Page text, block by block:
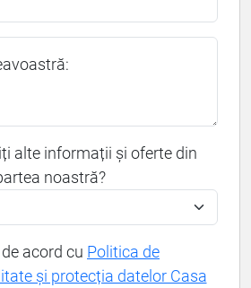
alte informații și oferte din
noastră?
acord cu Politica de
și protecția datelor Casa